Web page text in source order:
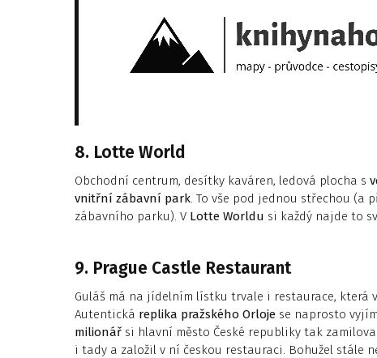
8. Lotte World
Obchodní centrum, desítky kaváren, ledová plocha s
vnitřní zábavní park. To vše pod jednou střechou (a
zábavního parku). V Lotte Worldu si každý najde to
9. Prague Castle Restaurant
Guláš má na jídelním lístku trvale i restaurace, která
Autentická replika pražského Orloje se naprosto
milionář si hlavní město České republiky tak
i tady a založil v ní českou restauraci. Bohužel stále